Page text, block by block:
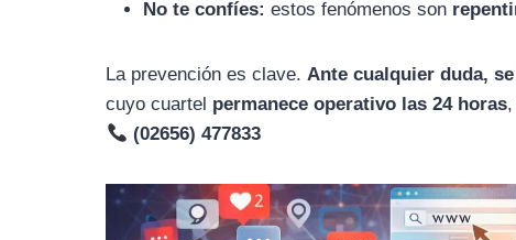
No te confíes: estos fenómenos son
La prevención es clave.Ante cualquier duda,
cuyo cuartel permanece operativo las 24 horas
(02656) 477833